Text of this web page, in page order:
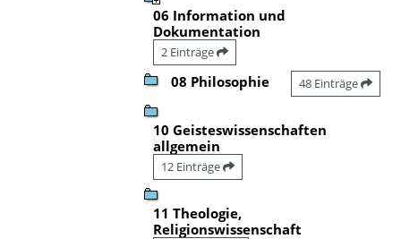
06 Information und
Dokumentation
2 Einträge
08 Philosophie 48 Einträge
10 Geisteswissenschaften
allgemein
12 Einträge
11 Theologie,
Religionswissenschaft